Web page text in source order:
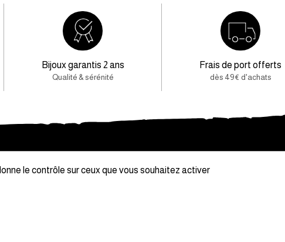
Bijoux garantis 2 ans
Qualité & sérénité
Frais de port offerts
dès 49€ d'achats
PHEBUS
le contrôle sur ceux que vous souhaitez activer